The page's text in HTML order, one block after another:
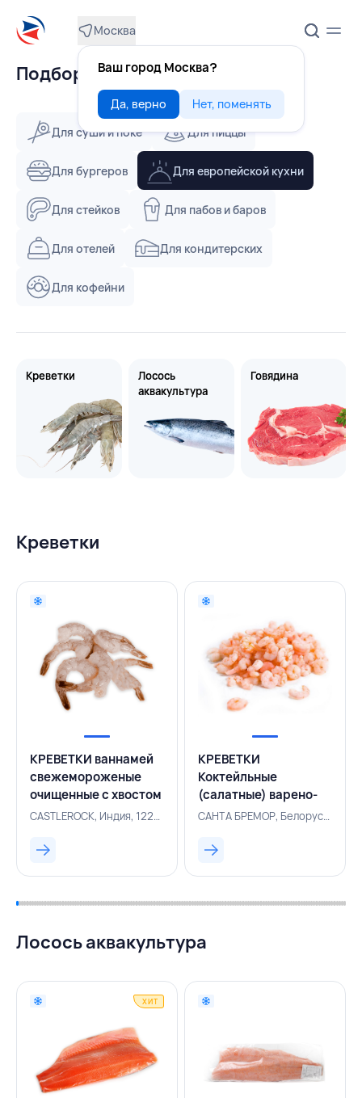
Москва
Ваш город Москва?
Да, верно Нет, поменять
Подборки
Для суши и поке Для пиццы
Для бургеров Для европейской кухни
Для стейков Для пабов и баров
Для отелей Для кондитерских
Для кофейни
Креветки
Лосось
аквакультура
Говядина
Креветки
КРЕВЕТКИ ваннамей
свежемороженые
очищенные с хвостом
16/20 0,93 кг/1 кг 7%,CASTLEROCK, Индия, 122001342
КРЕВЕТКИ
Коктейльные
(салатные) варено-
мороженые
200/300 1 кг 7%,
САНТА БРЕМОР, Белоруссия, 122001241
Лосось аквакультура
ХИТ